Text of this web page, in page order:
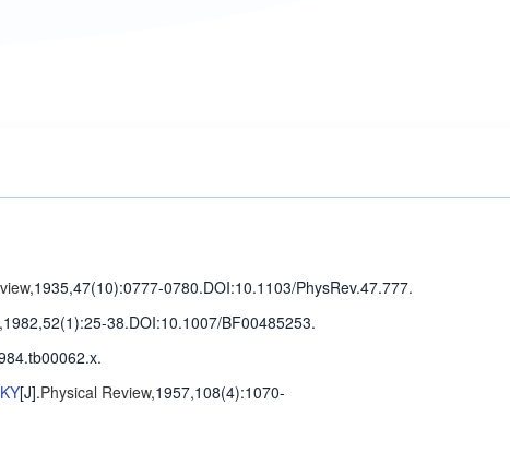
,1935,47(10):0777-0780.DOI:10.1103/PhysRev.47.777.
,1982,52(1):25-38.DOI:10.1007/BF00485253.
[J].Physical Review,1957,108(4):1070-